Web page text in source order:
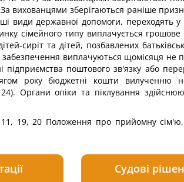
За вихованцями зберігаються раніше
види державної допомоги, переходять
сімейного типу виплачується
сиріт та дітей, позбавлених
забезпечення виплачуються щомісяця не
поштового зв'язку або
року бюджетні кошти вилученню
Органи опіки та піклування
11, 19, 20 Положення про прийомну
Судові